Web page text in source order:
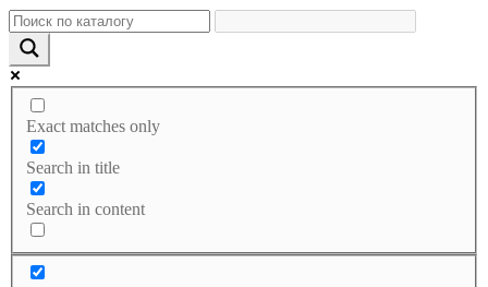
Exact matches only
Search in title
Search in content